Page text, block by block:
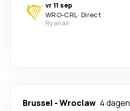
vr 11 sep
WRO-CRL· Direct
Ryanair
Brussel -Wroclaw 4 dagen